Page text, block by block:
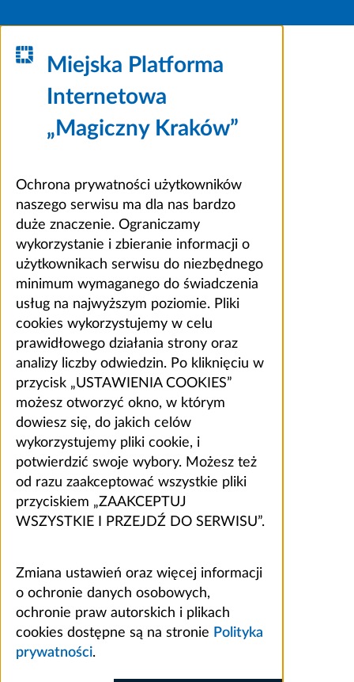
Miejska Platforma
Internetowa
„Magiczny Kraków”
Ochrona prywatności użytkowników
naszego serwisu ma dla nas bardzo
duże znaczenie. Ograniczamy
wykorzystanie i zbieranie informacji o
użytkownikach serwisu do niezbędnego
minimum wymaganego do świadczenia
usług na najwyższym poziomie. Pliki
cookies wykorzystujemy w celu
prawidłowego działania strony oraz
analizy liczby odwiedzin. Po kliknięciu w
przycisk „USTAWIENIA COOKIES”
możesz otworzyć okno, w którym
dowiesz się, do jakich celów
wykorzystujemy pliki cookie, i
potwierdzić swoje wybory. Możesz też
od razu zaakceptować wszystkie pliki
przyciskiem „ZAAKCEPTUJ
WSZYSTKIE I PRZEJDŹ DO SERWISU”.
Zmiana ustawień oraz więcej informacji
o ochronie danych osobowych,
ochronie praw autorskich i plikach
cookies dostępne są na stronie Polityka
prywatności.